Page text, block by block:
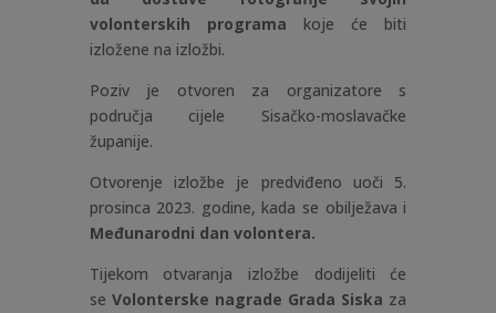
volonterskih programa koje će biti
izložene na izložbi.
Poziv je otvoren za organizatore s
područja cijele Sisačko-moslavačke
županije.
Otvorenje izložbe je predviđeno uoči 5.
prosinca 2023. godine, kada se obilježava i
Međunarodni dan volontera.
Tijekom otvaranja izložbe dodijeliti će
se Volonterske nagrade Grada Siska za